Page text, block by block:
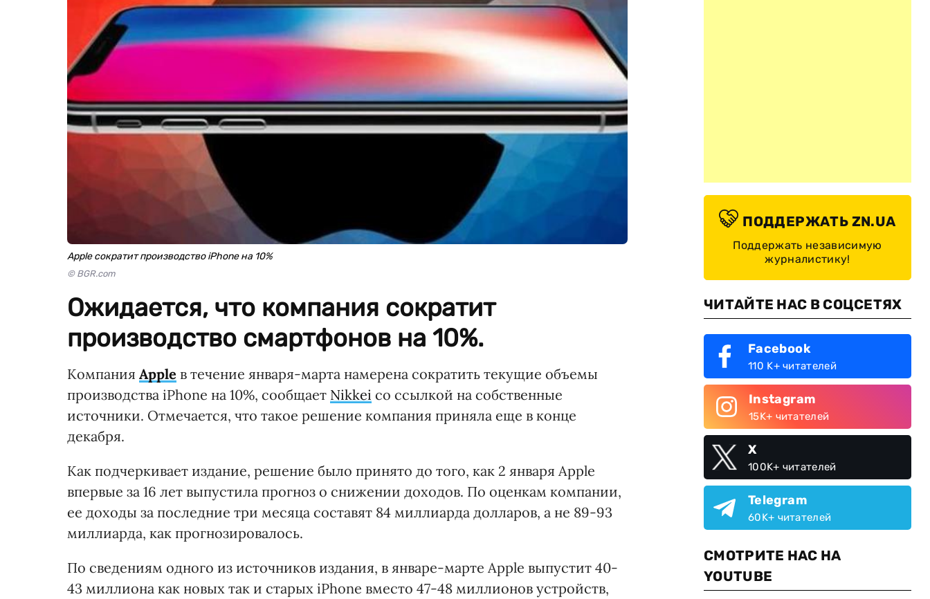
Apple сократит производство iPhone на 10%
© BGR.com
Ожидается, что компания сократит
производство смартфонов на 10%.
Компания Apple в течение января-марта намерена сократить текущие объемы
производства iPhone на 10%, сообщает Nikkei со ссылкой на собственные
источники. Отмечается, что такое решение компания приняла еще в конце
декабря.
Как подчеркивает издание, решение было принято до того, как 2 января Apple
впервые за 16 лет выпустила прогноз о снижении доходов. По оценкам компании,
ее доходы за последние три месяца составят 84 миллиарда долларов, а не 89-93
миллиарда, как прогнозировалось.
По сведениям одного из источников издания, в январе-марте Apple выпустит 40-
43 миллиона как новых так и старых iPhone вместо 47-48 миллионов устройств,
ПОДДЕРЖАТЬ ZN.UA
Поддержать независимую
журналистику!
ЧИТАЙТЕ НАС В СОЦСЕТЯХ
Facebook
110 K+ читателей
Instagram
15K+ читателей
X
100K+ читателей
Telegram
60K+ читателей
СМОТРИТЕ НАС НА
YOUTUBE